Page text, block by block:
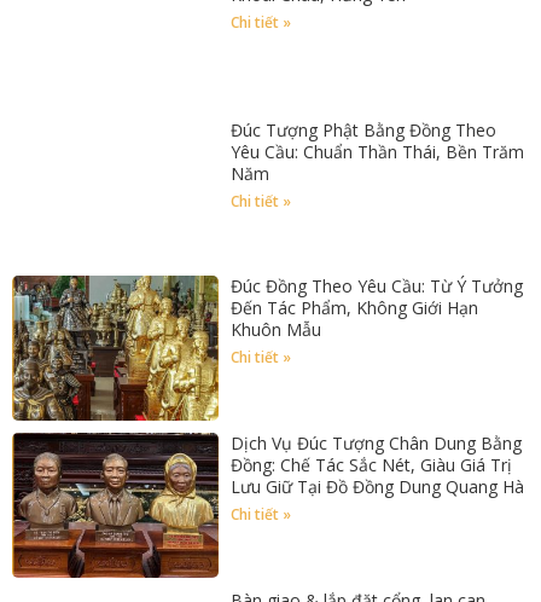
Chi tiết »
Đúc Tượng Phật Bằng Đồng Theo
Yêu Cầu: Chuẩn Thần Thái, Bền Trăm
Năm
Chi tiết »
Đúc Đồng Theo Yêu Cầu: Từ Ý Tưởng
Đến Tác Phẩm, Không Giới Hạn
Khuôn Mẫu
Chi tiết »
Dịch Vụ Đúc Tượng Chân Dung Bằng
Đồng: Chế Tác Sắc Nét, Giàu Giá Trị
Lưu Giữ Tại Đồ Đồng Dung Quang Hà
Chi tiết »